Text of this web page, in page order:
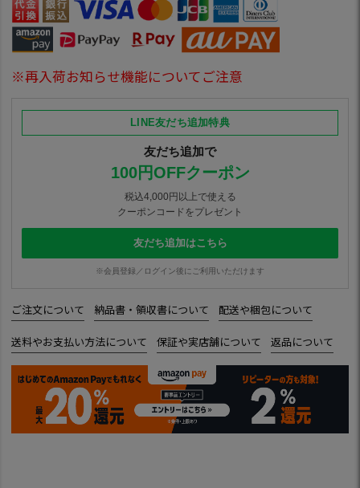
※再入荷お知らせ機能についてご注意
LINE友だち追加特典
友だち追加で
100円OFFクーポン
税込4,000円以上で使える
クーポンコードをプレゼント
友だち追加はこちら
※会員登録／ログイン後にご利用いただけます
ご注文について 納品書・領収書について 配送や梱包について
送料やお支払い方法について 保証や実店舗について 返品について